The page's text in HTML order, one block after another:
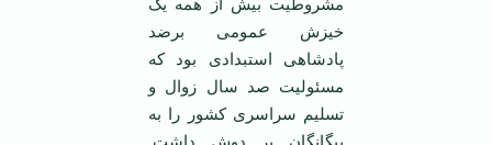
مشروطیت بیش از همه یک
خیزش عمومی برضد
پادشاهی استبدادی بود که
مسئولیت صد سال زوال و
تسلیم سراسری کشور را به
بیگانگان بر دوش داشت.